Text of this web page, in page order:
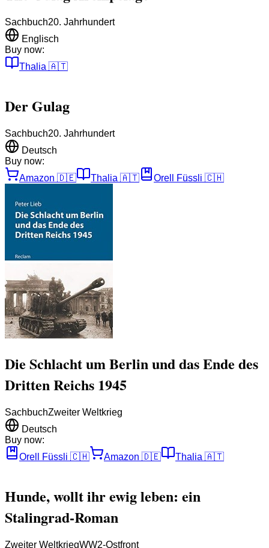
Sachbuch20. Jahrhundert
Englisch
Buy now:
Thalia 🇦🇹
Der Gulag
Sachbuch20. Jahrhundert
Deutsch
Buy now:
Amazon 🇩🇪 Thalia 🇦🇹 Orell Füssli 🇨🇭
Die Schlacht um Berlin und das Ende des
Dritten Reichs 1945
SachbuchZweiter Weltkrieg
Deutsch
Buy now:
Orell Füssli 🇨🇭 Amazon 🇩🇪 Thalia 🇦🇹
Hunde, wollt ihr ewig leben: ein
Stalingrad-Roman
Zweiter WeltkriegWW2-Ostfront